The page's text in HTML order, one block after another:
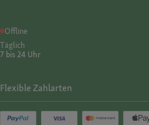
Offline
Täglich
7 bis 24 Uhr
Flexible Zahlarten